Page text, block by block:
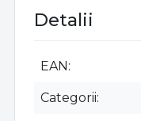
Detalii
EAN
Categorii